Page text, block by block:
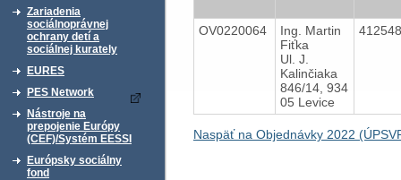
Zariadenia
sociálnoprávnej
ochrany detí a
sociálnej kurately
EURES
PES Network
Nástroje na
prepojenie Európy
(CEF)/Systém EESSI
Európsky sociálny
fond
OV0220064
Ing. Martin
Fiťka
Ul. J.
Kalinčiaka
846/14, 934
05 Levice
Naspäť na Objednávky 2022